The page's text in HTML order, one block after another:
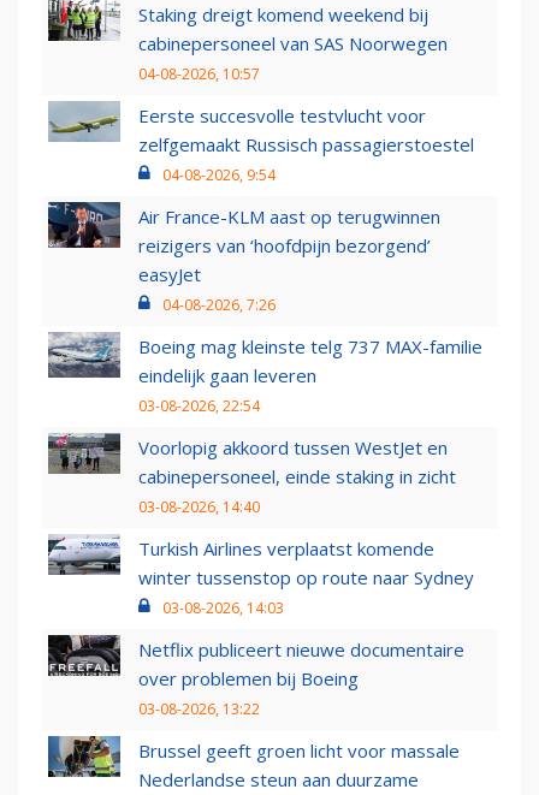
Staking dreigt komend weekend bij
cabinepersoneel van SAS Noorwegen
04-08-2026, 10:57
Eerste succesvolle testvlucht voor
zelfgemaakt Russisch passagierstoestel
04-08-2026, 9:54
Air France-KLM aast op terugwinnen
reizigers van ‘hoofdpijn bezorgend’
easyJet
04-08-2026, 7:26
Boeing mag kleinste telg 737 MAX-familie
eindelijk gaan leveren
03-08-2026, 22:54
Voorlopig akkoord tussen WestJet en
cabinepersoneel, einde staking in zicht
03-08-2026, 14:40
Turkish Airlines verplaatst komende
winter tussenstop op route naar Sydney
03-08-2026, 14:03
Netflix publiceert nieuwe documentaire
over problemen bij Boeing
03-08-2026, 13:22
Brussel geeft groen licht voor massale
Nederlandse steun aan duurzame